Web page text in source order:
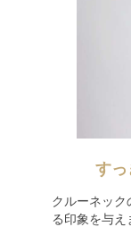
すっ
クルーネック
る印象を与え